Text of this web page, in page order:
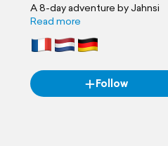
A 8-day adventure by Jahnsi
Read more
Follow